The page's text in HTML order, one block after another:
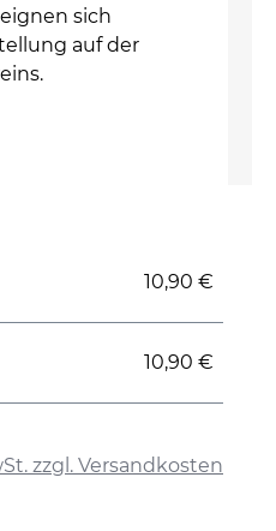
sich
auf der
zzgl. Versandkosten
10,90 €
10,90 €